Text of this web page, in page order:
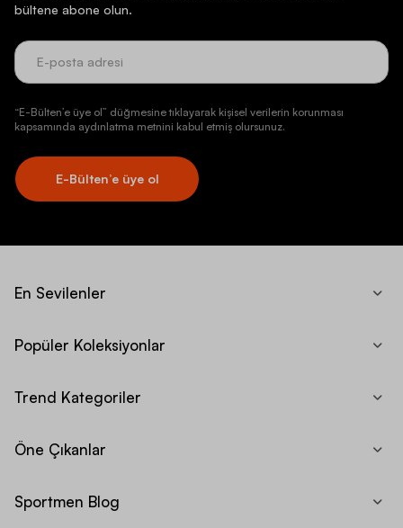
bültene abone olun.
“E-Bülten’e üye ol” düğmesine tıklayarak kişisel verilerin korunması
kapsamında aydınlatma metnini kabul etmiş olursunuz.
E-Bülten’e üye ol
En Sevilenler
Popüler Koleksiyonlar
Trend Kategoriler
Öne Çıkanlar
Sportmen Blog